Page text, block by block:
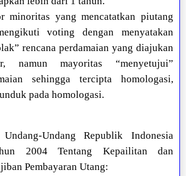
minoritas yang mencatatkan piutang
voting dengan menyatakan
rencana perdamaian yang diajukan
namun mayoritas “menyetujui”
sehingga tercipta homologasi,
pada homologasi.
Undang Republik Indonesia
2004 Tentang Kepailitan dan
Pembayaran Utang: